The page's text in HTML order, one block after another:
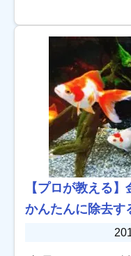
を見て集まってく
【プロが教える
かんたんに除去す